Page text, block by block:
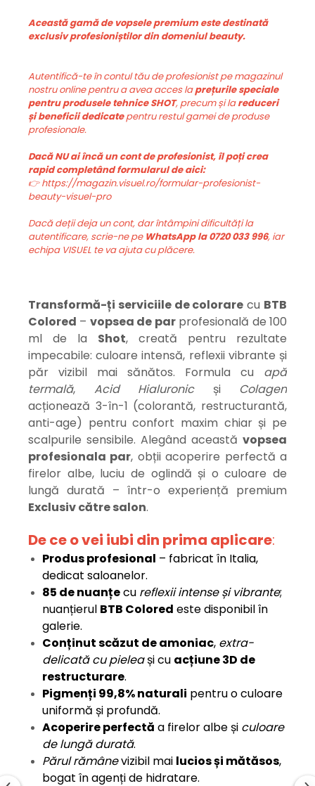
Această gamă de vopsele premium este destinată
exclusiv profesioniștilor din domeniul beauty.
Autentifică-te în contul tău de profesionist pe magazinul
nostru online pentru a avea acces laprețurile speciale
pentru produsele tehnice SHOT, precum și lareduceri
și beneficii dedicatepentru restul gamei de produse
profesionale.
Dacă NU ai încă un cont de profesionist, îl poți crea
rapid completând formularul de aici:
👉 https://magazin.visuel.ro/formular-profesionist-
beauty-visuel-pro
Dacă deții deja un cont, dar întâmpini dificultăți la
autentificare, scrie-ne pe WhatsApp la 0720 033 996, iar
echipa VISUEL te va ajuta cu plăcere.
Transformă-ți serviciile de colorare cu BTB
Colored – vopsea de parprofesională de 100
ml de la Shot, creată pentru rezultate
impecabile: culoare intensă, reflexii vibrante și
păr vizibil mai sănătos. Formula cu apă
termală, Acid Hialuronicși Colagen
acționează 3-în-1 (colorantă, restructurantă,
anti-age) pentru confort maxim chiar și pe
scalpurile sensibile. Alegând această vopsea
profesionala par, obții acoperire perfectă a
firelor albe, luciu de oglindă și o culoare de
lungă durată – într-o experiență premium
Exclusiv către salon.
De ce o vei iubi din prima aplicare:
Produs profesional – fabricat în Italia,
dedicat saloanelor.
85 de nuanțecu reflexii intense și vibrante;
nuanțierul BTB Colored este disponibil în
galerie.
Conținut scăzut de amoniac, extra-
delicată cu pieleași cu acțiune 3D de
restructurare.
Pigmenți 99,8% naturali pentru o culoare
uniformă și profundă.
Acoperire perfectă a firelor albe și culoare
de lungă durată.
Părul rămânevizibil mai lucios și mătăsos,
bogat în agenți de hidratare.